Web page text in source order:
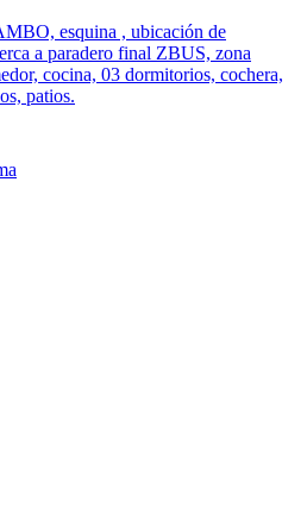
esquina , ubicación de
a paradero final ZBUS, zona
cocina, 03 dormitorios, cochera,
patios.